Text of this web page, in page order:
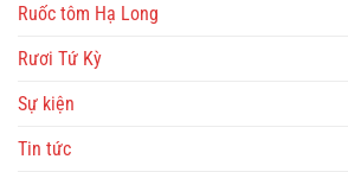
Ruốc tôm Hạ Long
Rươi Tứ Kỳ
Sự kiện
Tin tức